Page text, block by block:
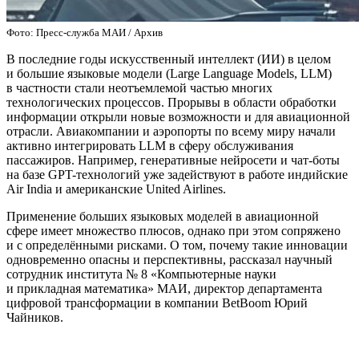
Фото: Пресс-служба МАИ / Архив
В последние годы искусственный интеллект (ИИ) в целом
и большие языковые модели (Large Language Models, LLM)
в частности стали неотъемлемой частью многих
технологических процессов. Прорывы в области обработки
информации открыли новые возможности и для авиационной
отрасли. Авиакомпании и аэропорты по всему миру начали
активно интегрировать LLM в сферу обслуживания
пассажиров. Например, генеративные нейросети и чат-боты
на базе GPT-технологий уже задействуют в работе индийские
Air India и американские United Airlines.
Применение больших языковых моделей в авиационной
сфере имеет множество плюсов, однако при этом сопряжено
и с определёнными рисками. О том, почему такие инновации
одновременно опасны и перспективны, рассказал научный
сотрудник института № 8 «Компьютерные науки
и прикладная математика» МАИ, директор департамента
цифровой трансформации в компании BetBoom Юрий
Чайников.